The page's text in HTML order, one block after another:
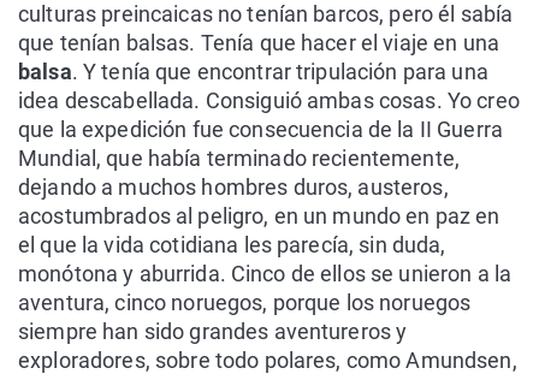
culturas preincaicas no tenían barcos, pero él sabía
que tenían balsas. Tenía que hacer el viaje en una
balsa. Y tenía que encontrar tripulación para una
idea descabellada. Consiguió ambas cosas. Yo creo
que la expedición fue consecuencia de la II Guerra
Mundial, que había terminado recientemente,
dejando a muchos hombres duros, austeros,
acostumbrados al peligro, en un mundo en paz en
el que la vida cotidiana les parecía, sin duda,
monótona y aburrida. Cinco de ellos se unieron a la
aventura, cinco noruegos, porque los noruegos
siempre han sido grandes aventureros y
exploradores, sobre todo polares, como Amundsen,